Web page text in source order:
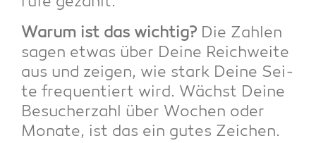
War­um ist das wich­tig? Die Zah­len
sagen etwas über Dei­ne Reich­wei­te
aus und zei­gen, wie stark Dei­ne Sei­
te fre­quen­tiert wird. Wächst Dei­ne
Besu­cher­zahl über Wochen oder
Mona­te, ist das ein gutes Zei­chen.